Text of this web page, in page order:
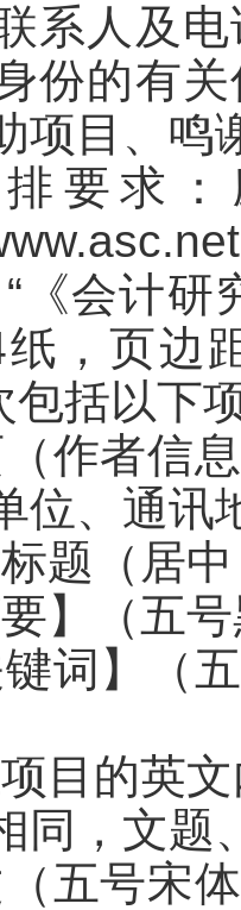
系人及
份的有
项目、鸣
要求
《会计
纸，页边
包括以下
作者信
位、通讯
题（居
】（五
词】（
目的英
同，文题
五号宋